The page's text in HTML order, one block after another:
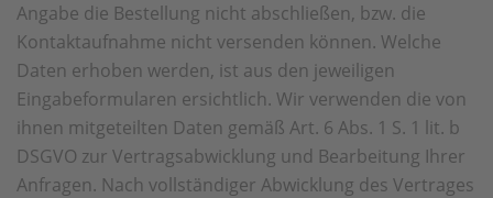
Angabe die Bestellung nicht abschließen, bzw. die
Kontaktaufnahme nicht versenden können. Welche
Daten erhoben werden, ist aus den jeweiligen
Eingabeformularen ersichtlich. Wir verwenden die von
ihnen mitgeteilten Daten gemäß Art. 6 Abs. 1 S. 1 lit. b
DSGVO zur Vertragsabwicklung und Bearbeitung Ihrer
Anfragen. Nach vollständiger Abwicklung des Vertrages